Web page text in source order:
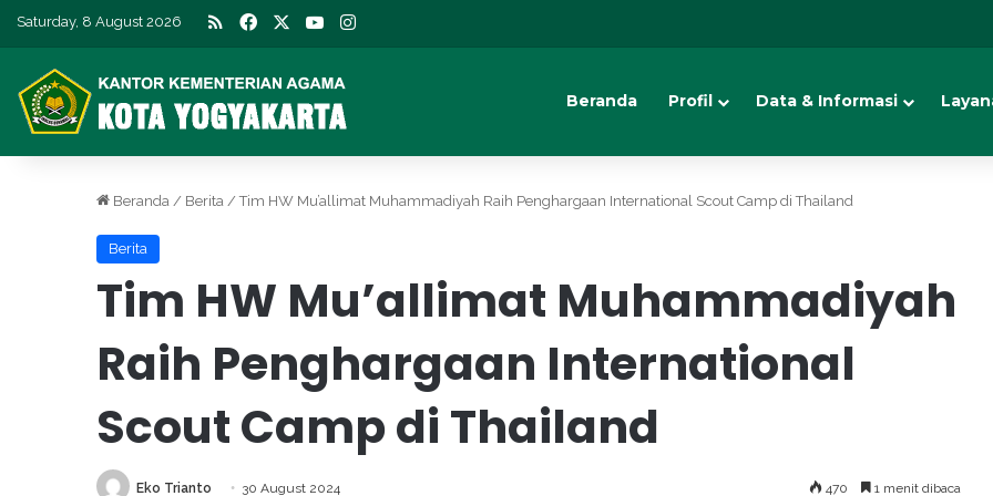
Saturday, 8 August 2026 RSS Facebook YouTube
Beranda Profil Data & Informasi
Beranda / Berita / Tim HW Mu’allimat Muhammadiyah Raih Penghargaan International Scout Camp di Thailand
Berita
Tim HW Mu’allimat Muhammadiyah
Raih Penghargaan International
Scout Camp di Thailand
Eko Trianto 30 August 2024 470 1 menit dibaca